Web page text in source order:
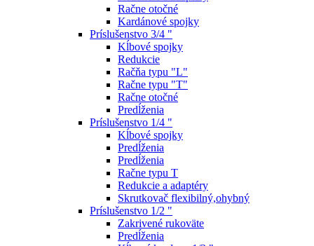
Račne otočné
Kardánové spojky
Príslušenstvo 3/4 "
Kĺbové spojky
Redukcie
Račňa typu "L"
Račne typu "T"
Račne otočné
Predĺženia
Príslušenstvo 1/4 "
Kĺbové spojky
Predĺženia
Predĺženia
Račne typu T
Redukcie a adaptéry
Skrutkovač flexibilný,ohybný
Príslušenstvo 1/2 "
Zakrivené rukoväte
Predĺženia